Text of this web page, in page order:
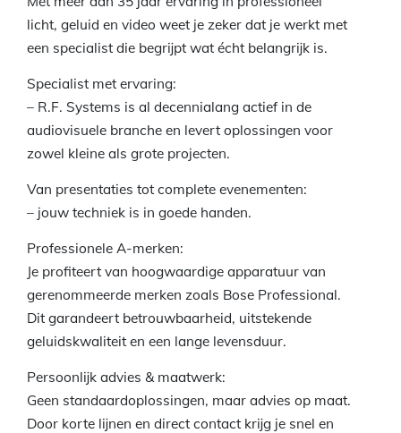
licht, geluid en video weet je zeker dat je werkt met
een specialist die begrijpt wat écht belangrijk is.
Specialist met ervaring:
– R.F. Systems is al decennialang actief in de
audiovisuele branche en levert oplossingen voor
zowel kleine als grote projecten.
Van presentaties tot complete evenementen:
– jouw techniek is in goede handen.
Professionele A-merken:
Je profiteert van hoogwaardige apparatuur van
gerenommeerde merken zoals Bose Professional.
Dit garandeert betrouwbaarheid, uitstekende
geluidskwaliteit en een lange levensduur.
Persoonlijk advies & maatwerk:
Geen standaardoplossingen, maar advies op maat.
Door korte lijnen en direct contact krijg je snel en